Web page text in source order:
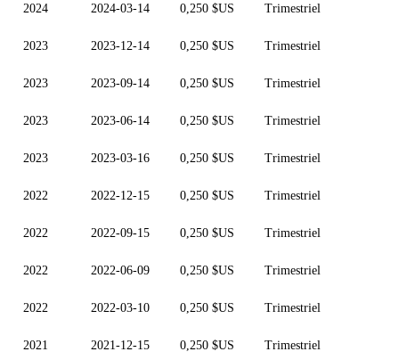
2024 2024-03-14 0,250 $US Trimestriel
2023 2023-12-14 0,250 $US Trimestriel
2023 2023-09-14 0,250 $US Trimestriel
2023 2023-06-14 0,250 $US Trimestriel
2023 2023-03-16 0,250 $US Trimestriel
2022 2022-12-15 0,250 $US Trimestriel
2022 2022-09-15 0,250 $US Trimestriel
2022 2022-06-09 0,250 $US Trimestriel
2022 2022-03-10 0,250 $US Trimestriel
2021 2021-12-15 0,250 $US Trimestriel